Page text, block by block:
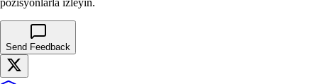
Send Feedback